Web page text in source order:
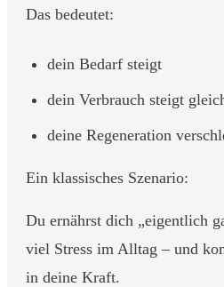
Das bedeutet:
dein Bedarf steigt
dein Verbrauch steigt
deine Regeneration
Ein klassisches Szenario:
Du ernährst dich „eigentlich
viel Stress im Alltag – und
in deine Kraft.